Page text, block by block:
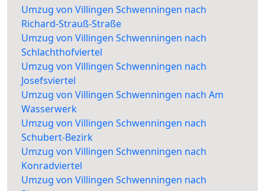
Umzug von Villingen Schwenningen nach
Richard-Strauß-Straße
Umzug von Villingen Schwenningen nach
Schlachthofviertel
Umzug von Villingen Schwenningen nach
Josefsviertel
Umzug von Villingen Schwenningen nach Am
Wasserwerk
Umzug von Villingen Schwenningen nach
Schubert-Bezirk
Umzug von Villingen Schwenningen nach
Konradviertel
Umzug von Villingen Schwenningen nach